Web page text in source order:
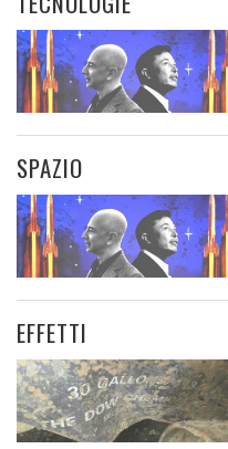
SPAZIO
EFFETTI